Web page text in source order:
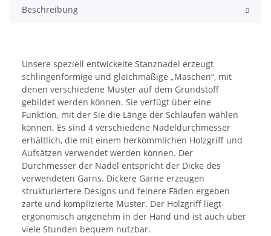
Beschreibung
Unsere speziell entwickelte Stanznadel erzeugt
schlingenförmige und gleichmäßige „Maschen“, mit
denen verschiedene Muster auf dem Grundstoff
gebildet werden können. Sie verfügt über eine
Funktion, mit der Sie die Länge der Schlaufen wählen
können. Es sind 4 verschiedene Nadeldurchmesser
erhältlich, die mit einem herkömmlichen Holzgriff und
Aufsätzen verwendet werden können. Der
Durchmesser der Nadel entspricht der Dicke des
verwendeten Garns. Dickere Garne erzeugen
strukturiertere Designs und feinere Fäden ergeben
zarte und komplizierte Muster. Der Holzgriff liegt
ergonomisch angenehm in der Hand und ist auch über
viele Stunden bequem nutzbar.